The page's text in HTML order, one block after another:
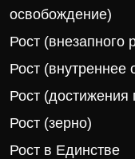
освобождение)
Рост (внезапного
Рост (внутреннее
Рост
Рост (зерно)
Рост в Единстве